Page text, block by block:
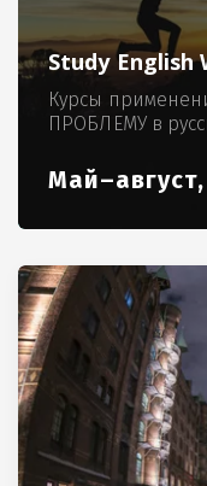
Study English
Курсы
ПРОБЛЕМУ в